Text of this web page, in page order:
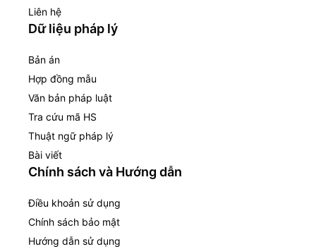
Liên hệ
Dữ liệu pháp lý
Bản án
Hợp đồng mẫu
Văn bản pháp luật
Tra cứu mã HS
Thuật ngữ pháp lý
Bài viết
Chính sách và Hướng dẫn
Điều khoản sử dụng
Chính sách bảo mật
Hướng dẫn sử dụng